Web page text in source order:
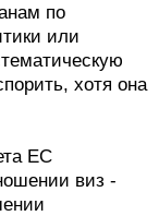
по
или
хотя она
ЕС
виз -